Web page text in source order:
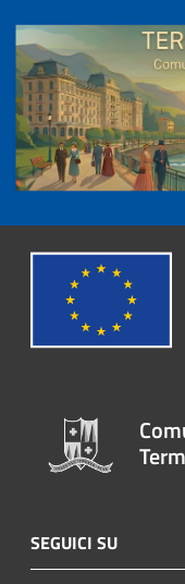
SEGUICI SU